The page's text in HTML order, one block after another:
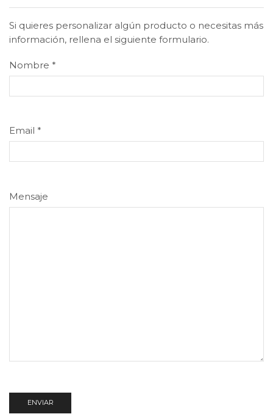
Si quieres personalizar algún producto o necesitas más
información, rellena el siguiente formulario.
Nombre *
Email *
Mensaje